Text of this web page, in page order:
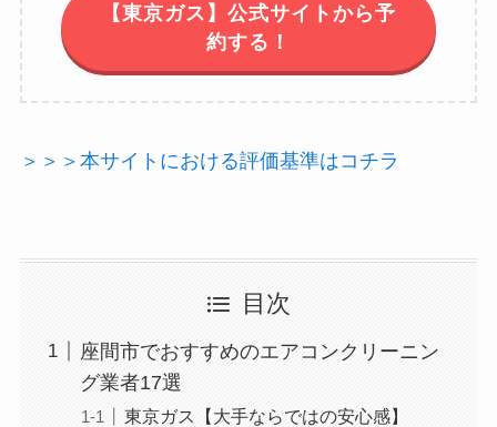
【東京ガス】公式サイトから予
約する！
＞＞＞本サイトにおける評価基準はコチラ
目次
座間市でおすすめのエアコンクリーニン
グ業者17選
東京ガス【大手ならではの安心感】